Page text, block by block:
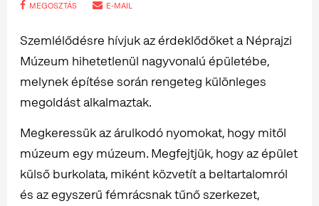
MEGOSZTÁS E-MAIL
Szemlélődésre hívjuk az érdeklődőket a Néprajzi
Múzeum hihetetlenül nagyvonalú épületébe,
melynek építése során rengeteg különleges
megoldást alkalmaztak.
Megkeressük az árulkodó nyomokat, hogy mitől
múzeum egy múzeum. Megfejtjük, hogy az épület
külső burkolata, miként közvetít a beltartalomról
és az egyszerű fémrácsnak tűnő szerkezet,